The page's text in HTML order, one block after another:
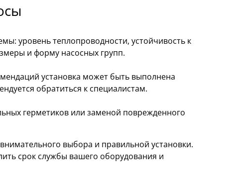
уровень теплопроводности, устойчивость к
и форму насосных групп.
установка может быть выполнена
обратиться к специалистам.
герметиков или заменой поврежденного
выбора и правильной установки.
срок службы вашего оборудования и